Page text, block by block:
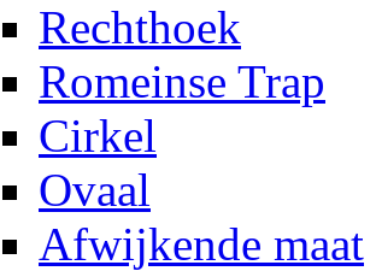
Rechthoek
Romeinse Trap
Cirkel
Ovaal
Afwijkende maat